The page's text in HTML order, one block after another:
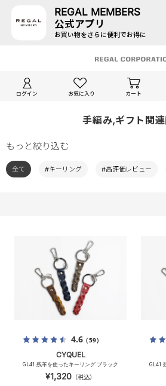
REGAL MEMBERS
公式アプリ
お買い物をさらに便利でお得に
ログイン お気に入り カート
手編み,ギフト関
もっと絞り込む
全て #キーリング #高評価レビュー
4.6（59）
CYQUEL
GL41 残革を使ったキーリング ブラック
¥1,320 （税込）
GL41